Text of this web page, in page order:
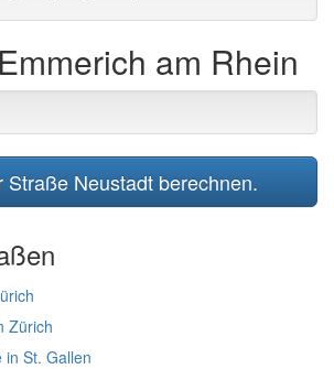
am Rhein
Straße Neustadt berechnen.
Zürich
in St. Gallen